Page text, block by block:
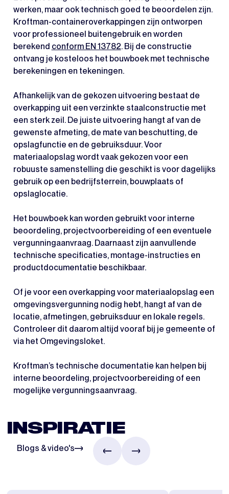
werken, maar ook technisch goed te beoordelen zijn.
Kroftman-containeroverkappingen zijn ontworpen
voor professioneel buitengebruik en worden
berekend conform EN 13782. Bij de constructie
ontvang je kosteloos het bouwboek met technische
berekeningen en tekeningen.
Afhankelijk van de gekozen uitvoering bestaat de
overkapping uit een verzinkte staalconstructie met
een sterk zeil. De juiste uitvoering hangt af van de
gewenste afmeting, de mate van beschutting, de
opslagfunctie en de gebruiksduur. Voor
materiaalopslag wordt vaak gekozen voor een
robuuste samenstelling die geschikt is voor dagelijks
gebruik op een bedrijfsterrein, bouwplaats of
opslaglocatie.
Het bouwboek kan worden gebruikt voor interne
beoordeling, projectvoorbereiding of een eventuele
vergunningaanvraag. Daarnaast zijn aanvullende
technische specificaties, montage-instructies en
productdocumentatie beschikbaar.
Of je voor een overkapping voor materiaalopslag een
omgevingsvergunning nodig hebt, hangt af van de
locatie, afmetingen, gebruiksduur en lokale regels.
Controleer dit daarom altijd vooraf bij je gemeente of
via het Omgevingsloket.
Kroftman’s technische documentatie kan helpen bij
interne beoordeling, projectvoorbereiding of een
mogelijke vergunningsaanvraag.
INSPIRATIE
Blogs & video's